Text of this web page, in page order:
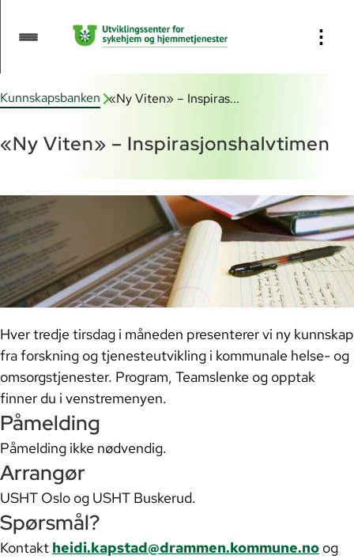
⋮
Teamslenke
Opptak
Kunnskapsbanken «Ny Viten» – Inspiras...
«Ny Viten» – Inspirasjonshalvtimen
Hver tredje tirsdag i måneden presenterer vi ny kunnskap
fra forskning og tjenesteutvikling i kommunale helse- og
omsorgstjenester. Program, Teamslenke og opptak
finner du i venstremenyen.
Påmelding
Påmelding ikke nødvendig.
Arrangør
USHT Oslo og USHT Buskerud.
Spørsmål?
Kontakt heidi.kapstad@drammen.kommune.no og